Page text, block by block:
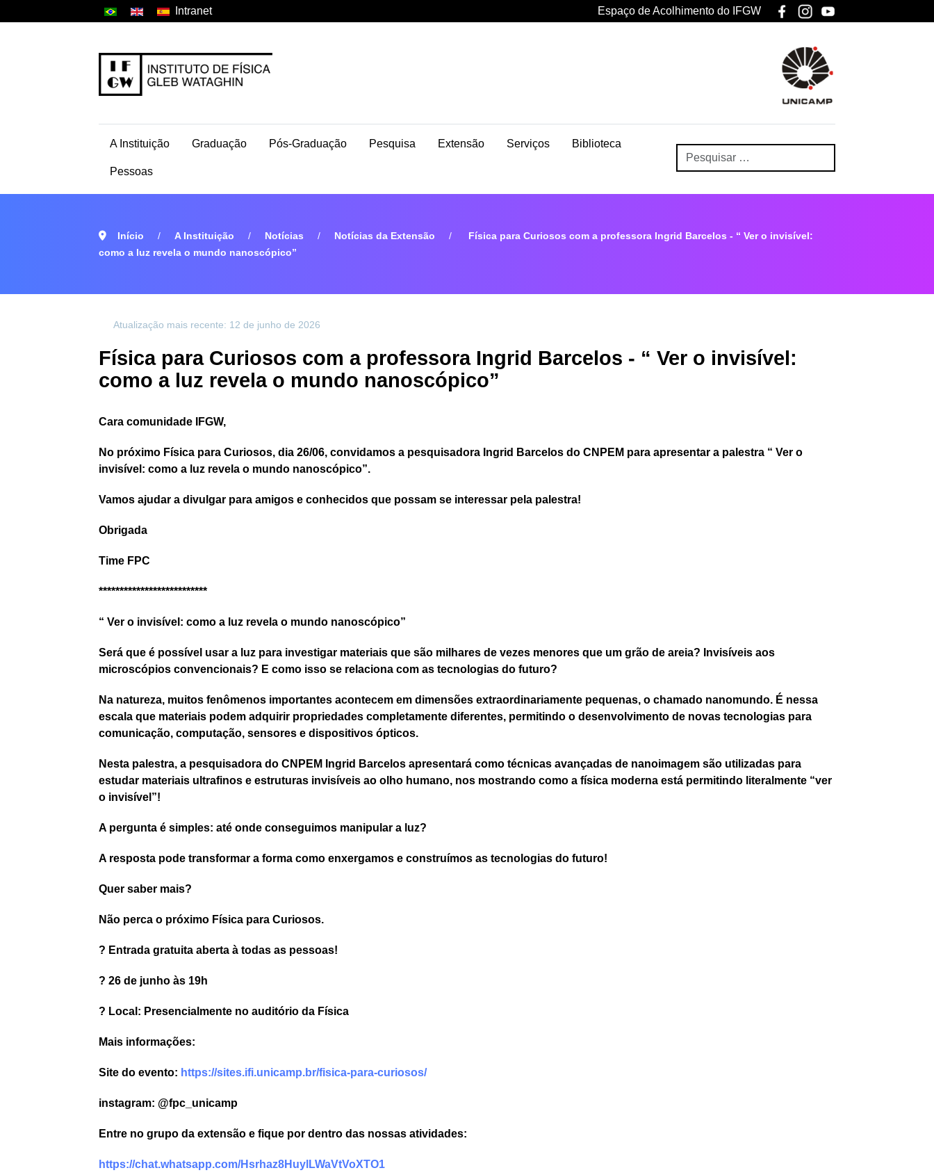
Intranet Espaço de Acolhimento do IFGW
A Instituição Graduação Pós-Graduação Pesquisa Extensão Serviços Biblioteca
Pessoas
Início A Instituição Notícias Notícias da Extensão
Física para Curiosos com a professora Ingrid Barcelos - “ Ver o invisível:
como a luz revela o mundo nanoscópico”
Atualização mais recente: 12 de junho de 2026
Física para Curiosos com a professora Ingrid Barcelos - “ Ver o invisível:
como a luz revela o mundo nanoscópico”
Cara comunidade IFGW,
No próximo Física para Curiosos, dia 26/06, convidamos a pesquisadora Ingrid Barcelos do CNPEM para apresentar a palestra “ Ver o
invisível: como a luz revela o mundo nanoscópico”.
Vamos ajudar a divulgar para amigos e conhecidos que possam se interessar pela palestra!
Obrigada
Time FPC
**************************
“ Ver o invisível: como a luz revela o mundo nanoscópico”
Será que é possível usar a luz para investigar materiais que são milhares de vezes menores que um grão de areia? Invisíveis aos
microscópios convencionais? E como isso se relaciona com as tecnologias do futuro?
Na natureza, muitos fenômenos importantes acontecem em dimensões extraordinariamente pequenas, o chamado nanomundo. É nessa
escala que materiais podem adquirir propriedades completamente diferentes, permitindo o desenvolvimento de novas tecnologias para
comunicação, computação, sensores e dispositivos ópticos.
Nesta palestra, a pesquisadora do CNPEM Ingrid Barcelos apresentará como técnicas avançadas de nanoimagem são utilizadas para
estudar materiais ultrafinos e estruturas invisíveis ao olho humano, nos mostrando como a física moderna está permitindo literalmente “ver
o invisível”!
A pergunta é simples: até onde conseguimos manipular a luz?
A resposta pode transformar a forma como enxergamos e construímos as tecnologias do futuro!
Quer saber mais?
Não perca o próximo Física para Curiosos.
? Entrada gratuita aberta à todas as pessoas!
? 26 de junho às 19h
? Local: Presencialmente no auditório da Física
Mais informações:
Site do evento: https://sites.ifi.unicamp.br/fisica-para-curiosos/
instagram: @fpc_unicamp
Entre no grupo da extensão e fique por dentro das nossas atividades:
https://chat.whatsapp.com/Hsrhaz8HuylLWaVtVoXTO1